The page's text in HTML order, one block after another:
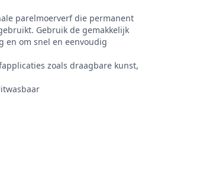
parelmoerverf die permanent
Gebruik de gemakkelijk
en om snel en eenvoudig
zoals draagbare kunst,